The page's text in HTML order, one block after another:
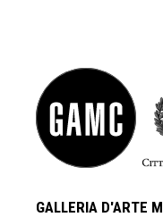
GALLERIA D'ARTE